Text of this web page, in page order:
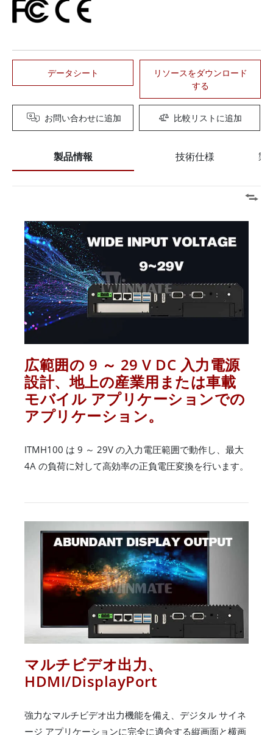
データシート
リソースをダウンロード
する
お問い合わせに追加 比較リストに追加
製品情報 技術仕様 製
広範囲の 9 ～ 29 V DC 入力電源
設計、地上の産業用または車載
モバイル アプリケーションでの
アプリケーション。
ITMH100 は 9 ～ 29V の入力電圧範囲で動作し、最大
4A の負荷に対して高効率の正負電圧変換を行います。
マルチビデオ出力、
HDMI/DisplayPort
強力なマルチビデオ出力機能を備え、デジタル サイネ
ージ アプリケーションに完全に適合する縦画面と横画